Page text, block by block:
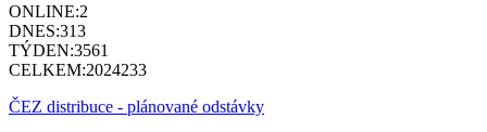
ONLINE:2
DNES:313
TÝDEN:3561
CELKEM:2024233
ČEZ distribuce - plánované odstávky